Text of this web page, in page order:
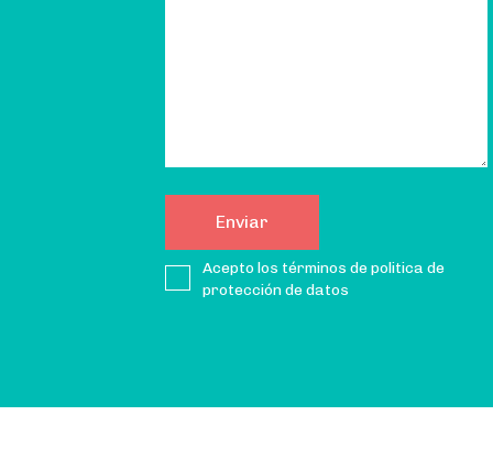
Acepto los términos de politica de
protección de datos